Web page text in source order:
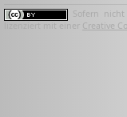
Sofern
lizenziert mit einer Creative